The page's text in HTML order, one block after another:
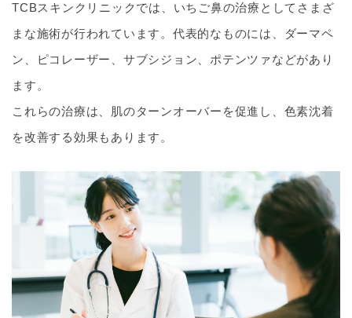
TCBスキンクリニックでは、いちご鼻の治療としてさまざ
まな施術が行われています。代表的なものには、ダーマペ
ン、ピコレーザー、サブシジョン、ポテンツァなどがあり
ます。
これらの治療は、肌のターンオーバーを促進し、色素沈着
を改善する効果もあります。